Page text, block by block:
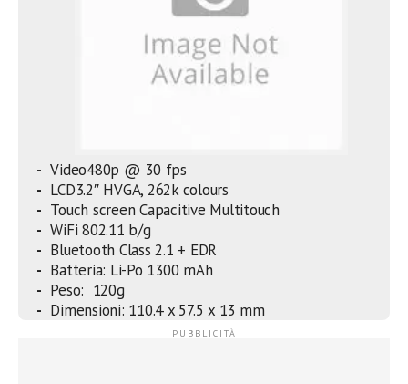
Video480p @ 30 fps
LCD3.2″ HVGA, 262k colours
Touch screen Capacitive Multitouch
WiFi 802.11 b/g
Bluetooth Class 2.1 + EDR
Batteria: Li-Po 1300 mAh
Peso: 120g
Dimensioni: 110.4 x 57.5 x 13 mm